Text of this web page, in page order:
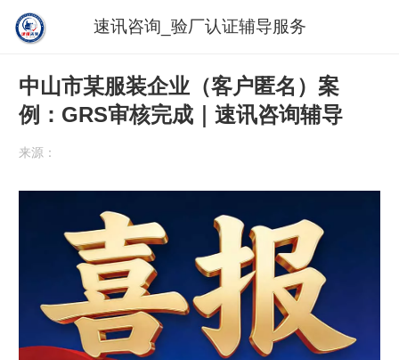
速讯咨询_验厂认证辅导服务
中山市某服装企业（客户匿名）案
例：GRS审核完成｜速讯咨询辅导
来源：